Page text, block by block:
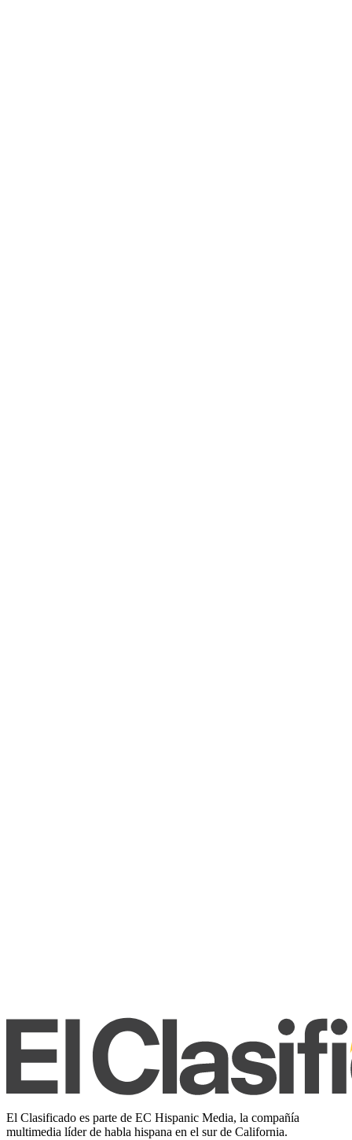
El Clasificado es parte de EC Hispanic Media, la compañía
multimedia líder de habla hispana en el sur de California.